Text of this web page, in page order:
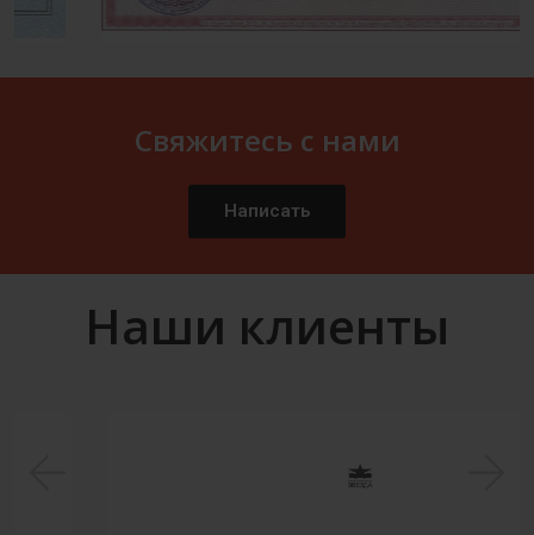
Свяжитесь с нами
Написать
Наши клиенты